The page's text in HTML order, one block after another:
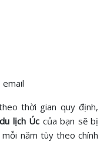
email
thời gian quy định,
lịch Úc của bạn sẽ bị
năm tùy theo chính